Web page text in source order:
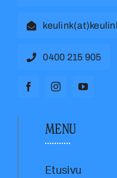
0400 215 905
MENU
Etusivu